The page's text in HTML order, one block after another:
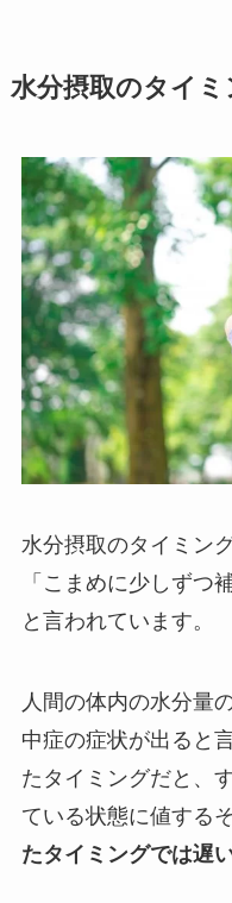
水分摂取のタイミ
水分摂取のタイミング
「こまめに少しずつ
と言われています。
人間の体内の水分量
中症の症状が出ると
たタイミングだと、
ている状態に値する
たタイミングでは遅